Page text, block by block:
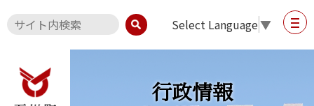
Select Language▼
行政情報